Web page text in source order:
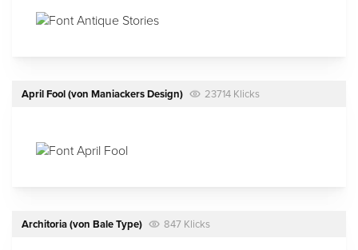
April Fool(von Maniackers Design) 23714 Klicks
Architoria(von Bale Type) 847 Klicks